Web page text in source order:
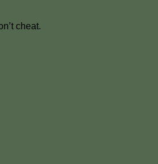
cheat.